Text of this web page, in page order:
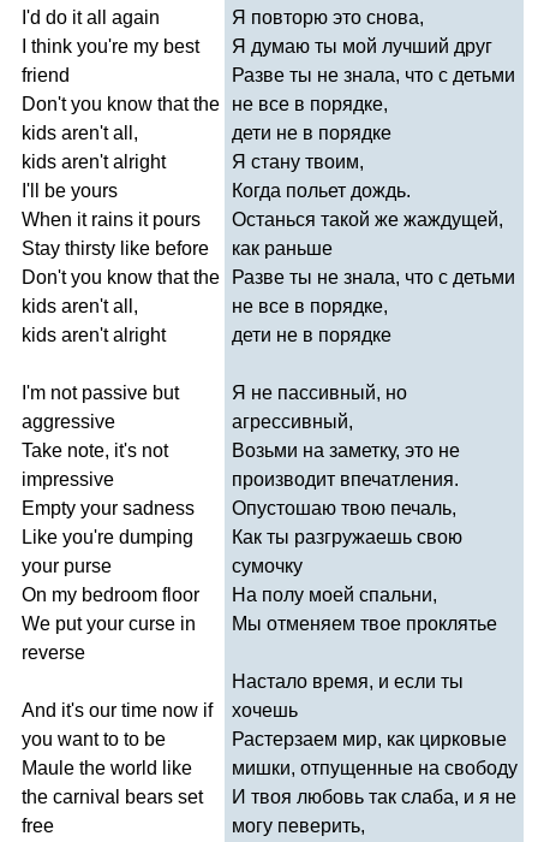
I'd do it all
again
think you're my best
friend
Don't you know that the
kids aren't all ,
kids aren't alright
I'll
be yours
When it rains it pours
Stay thirsty like before
Don't you know that the
kids aren't all ,
kids aren't alright
I'm not passive but
aggressive
Take note, it's not
impressive
Empty your sadness
Like you're dumping
your purse
On my bedroom floor
We put your curse in
reverse
And it's our time now if
you want to to be
Maule the world
like
the carnival bears set
free
Я повторю это снова,
Я думаю ты мой лучший друг
Разве ты не знала, что с детьми
не все в порядке,
дети не в порядке
Я стану твоим,
Когда польет дождь.
Останься такой же жаждущей,
как раньше
Разве ты не знала, что с детьми
не все в порядке,
дети не в порядке
Я не пассивный, но
агрессивный,
Возьми на заметку, это не
производит впечатления.
Опустошаю твою печаль,
Как ты разгружаешь свою
сумочку
На полу моей спальни,
Мы отменяем твое проклятье
Настало время, и если ты
хочешь
Растерзаем мир, как цирковые
мишки, отпущенные на свободу
И твоя любовь так слаба, и я не
могу певерить,